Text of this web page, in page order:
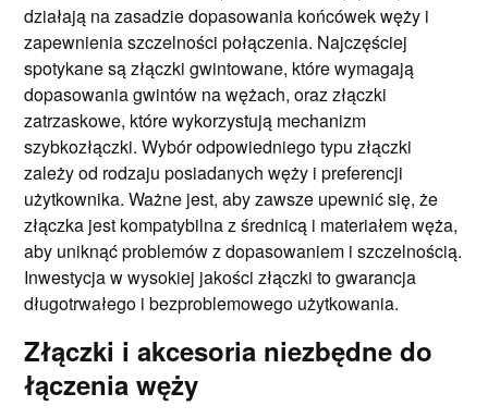
działają na zasadzie dopasowania końcówek węży i
zapewnienia szczelności połączenia. Najczęściej
spotykane są złączki gwintowane, które wymagają
dopasowania gwintów na wężach, oraz złączki
zatrzaskowe, które wykorzystują mechanizm
szybkozłączki. Wybór odpowiedniego typu złączki
zależy od rodzaju posiadanych węży i preferencji
użytkownika. Ważne jest, aby zawsze upewnić się, że
złączka jest kompatybilna z średnicą i materiałem węża,
aby uniknąć problemów z dopasowaniem i szczelnością.
Inwestycja w wysokiej jakości złączki to gwarancja
długotrwałego i bezproblemowego użytkowania.
Złączki i akcesoria niezbędne do
łączenia węży